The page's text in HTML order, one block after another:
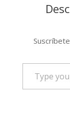
email…